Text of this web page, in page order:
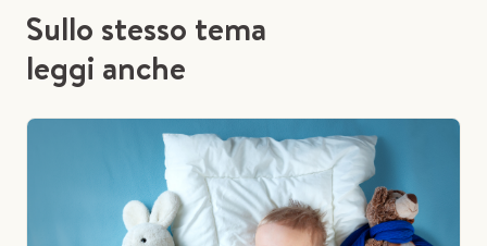
Sullo stesso tema
leggi anche